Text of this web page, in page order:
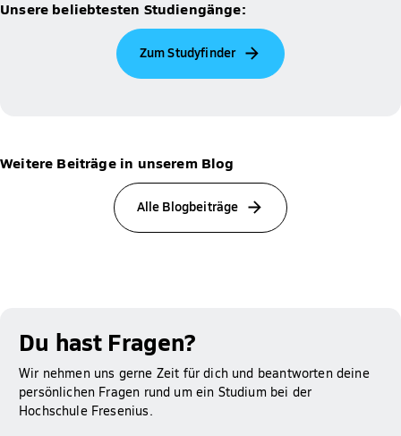
Unsere beliebtesten Studiengänge:
Zum Studyfinder
Weitere Beiträge in unserem Blog
Alle Blogbeiträge
Du hast Fragen?
Wir nehmen uns gerne Zeit für dich und beantworten deine
persönlichen Fragen rund um ein Studium bei der
Hochschule Fresenius.